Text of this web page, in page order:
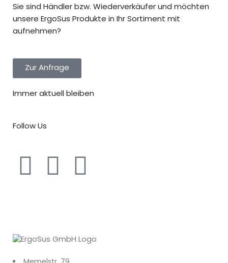
Sie sind Händler bzw. Wiederverkäufer und möchten
unsere ErgoSus Produkte in Ihr Sortiment mit
aufnehmen?
Zur Anfrage
Immer aktuell bleiben
Follow Us